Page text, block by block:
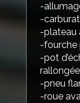
-
-
-plateau
-fourche
-pot
rallongée
-pneu
-roue